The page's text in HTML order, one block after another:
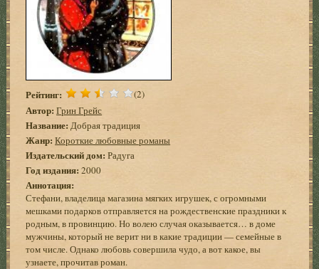
Рейтинг: (2)
Автор: Грин Грейс
Название: Добрая традиция
Жанр: Короткие любовные романы
Издательский дом: Радуга
Год издания: 2000
Аннотация:
Стефани, владелица магазина мягких игрушек, с огромными
мешками подарков отправляется на рождественские праздники к
родным, в провинцию. Но волею случая оказывается… в доме
мужчины, который не верит ни в какие традиции — семейные в
том числе. Однако любовь совершила чудо, а вот какое, вы
узнаете, прочитав роман.